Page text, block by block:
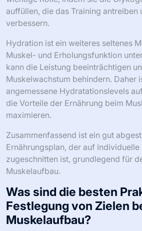
auffüllen, die das Training antreiben
verbessern.
Hydration ist ein weiteres seltenes
Muskel- und Erholungsfunktion
kann die Leistung beeinträchtigen
Muskelwachstum behindern. Daher
angemessene Hydratationslevels
die Vorteile der Ernährung beim
maximieren.
Zusammenfassend ist ein gut
Ernährungsplan, der auf individuelle
zugeschnitten ist, grundlegend für
Muskelaufbau.
Was sind die besten
Festlegung von Zielen
Muskelaufbau?